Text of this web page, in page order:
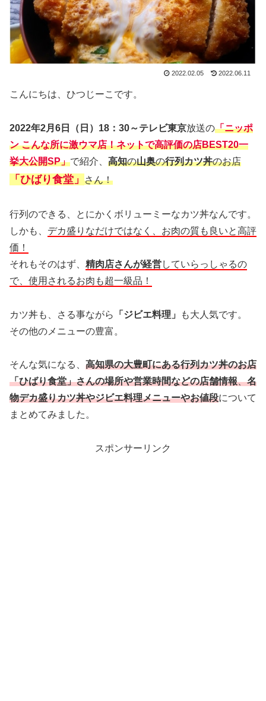
2022.02.05 2022.06.11
こんにちは、ひつじーこです。
2022年2月6日（日）18：30～テレビ東京放送の「ニッポ
ン こんな所に激ウマ店！ネットで高評価の店BEST20一
挙大公開SP」で紹介、 高知の山奥の行列カツ丼のお店
「ひばり食堂」 さん！
行列のできる、とにかくボリューミーなカツ丼なんです。
しかも、 デカ盛りなだけではなく、お肉の質も良いと高評
価！
それもそのはず、 精肉店さんが経営していらっしゃるの
で、使用されるお肉も超一級品！
カツ丼も、さる事ながら 「ジビエ料理」
も大人気です。
その他のメニューの豊富。
そんな気になる、 高知県の大豊町にある行列カツ丼のお店
「ひばり食堂」さんの場所や営業時間などの店舗情報、名
物デカ盛りカツ丼やジビエ料理メニューやお値段について
まとめてみました。
スポンサーリンク